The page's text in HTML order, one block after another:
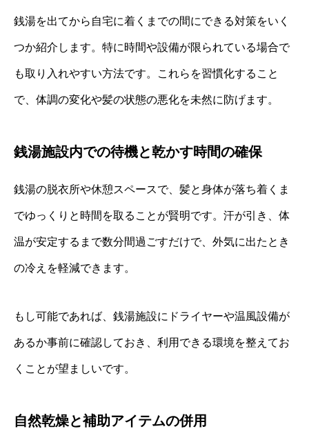
銭湯を出てから自宅に着くまでの間にできる対策をいく
つか紹介します。特に時間や設備が限られている場合で
も取り入れやすい方法です。これらを習慣化すること
で、体調の変化や髪の状態の悪化を未然に防げます。
銭湯施設内での待機と乾かす時間の確保
銭湯の脱衣所や休憩スペースで、髪と身体が落ち着くま
でゆっくりと時間を取ることが賢明です。汗が引き、体
温が安定するまで数分間過ごすだけで、外気に出たとき
の冷えを軽減できます。
もし可能であれば、銭湯施設にドライヤーや温風設備が
あるか事前に確認しておき、利用できる環境を整えてお
くことが望ましいです。
自然乾燥と補助アイテムの併用